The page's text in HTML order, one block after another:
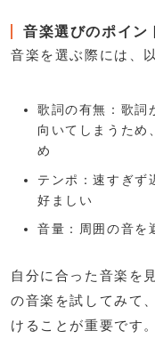
音楽選びのポイン
音楽を選ぶ際には、
歌詞の有無：歌詞
向いてしまうため
め
テンポ：速すぎず
好ましい
音量：周囲の音を
自分に合った音楽を
の音楽を試してみて
けることが重要です。